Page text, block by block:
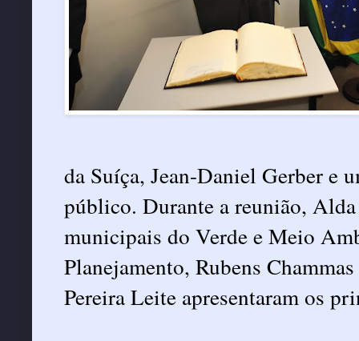
da Suíça, Jean-Daniel Gerber e
público. Durante a reunião,
municipais do Verde e Meio
Planejamento, Rubens
Pereira Leite apresentaram os